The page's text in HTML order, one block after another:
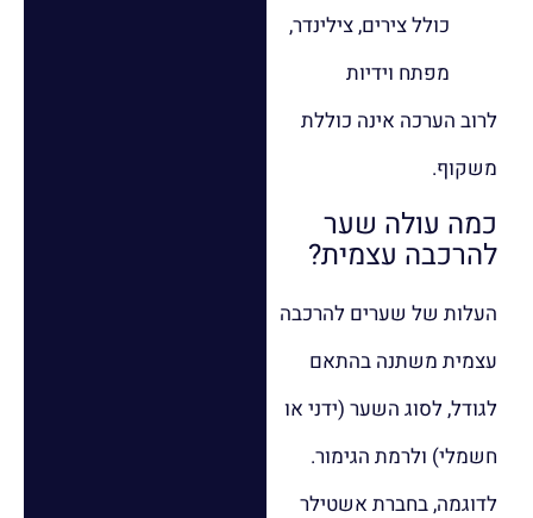
כולל צירים, צילינדר,
מפתח וידיות
לרוב הערכה אינה כוללת
משקוף.
כמה עולה שער
להרכבה עצמית?
העלות של שערים להרכבה
עצמית משתנה בהתאם
לגודל, לסוג השער (ידני או
חשמלי) ולרמת הגימור.
לדוגמה, בחברת אשטילר